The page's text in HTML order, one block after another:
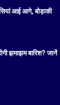
आई आगे, बोड़ाकी
झमाझम बारिश? जानें